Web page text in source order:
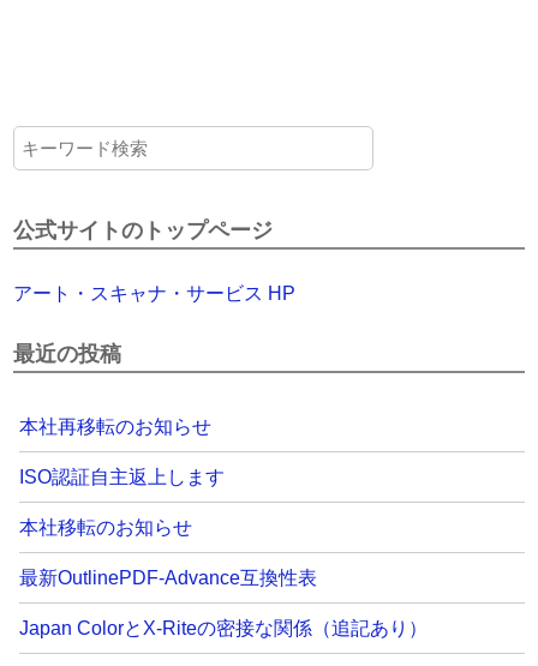
公式サイトのトップページ
アート・スキャナ・サービス HP
最近の投稿
本社再移転のお知らせ
ISO認証自主返上します
本社移転のお知らせ
最新OutlinePDF-Advance互換性表
Japan ColorとX-Riteの密接な関係（追記あり）